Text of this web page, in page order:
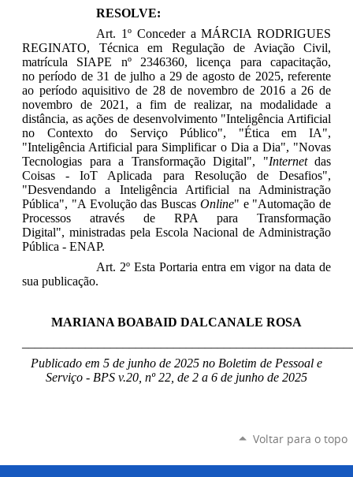
RESOLVE:
Art. 1º Conceder aMÁRCIA RODRIGUES
REGINATO, Técnica em Regulação de Aviação Civil,
matrícula SIAPE nº 2346360, licença para capacitação,
no período de31 de julho a 29 de agosto de 2025, referente
ao período aquisitivo de 28 de novembro de 2016 a 26 de
novembro de 2021, a fim de realizar, na modalidade a
distância, as ações de desenvolvimento "Inteligência Artificial
no Contexto do Serviço Público", "Ética em IA",
"Inteligência Artificial para Simplificar o Dia a Dia", "Novas
Tecnologias para a Transformação Digital", "Internetdas
Coisas - IoT Aplicada para Resolução de Desafios",
"Desvendando a Inteligência Artificial na Administração
Pública", "A Evolução das Buscas Online" e "Automação de
Processos através de RPA para Transformação
Digital", ministradas pela Escola Nacional de Administração
Pública - ENAP.
Art. 2º Esta Portaria entra em vigor na data de
sua publicação.
MARIANA BOABAID DALCANALE ROSA
Publicado em 5 de junho de 2025 no Boletim de Pessoal e
Serviço - BPS v.20, nº 22, de 2 a 6 de junho de 2025
Voltar para o topo